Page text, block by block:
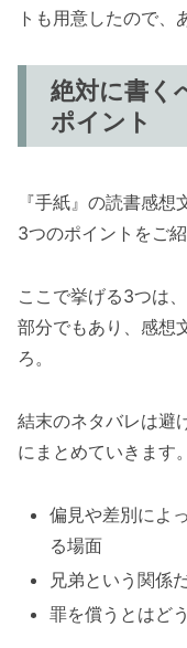
トも用意したので、
絶対に書く
ポイント
『手紙』の読書感
3つのポイントをご紹
ここで挙げる3つは
部分でもあり、感想
ろ。
結末のネタバレは避
にまとめていきます。
偏見や差別によ
る場面
兄弟という関係
罪を償うとはど